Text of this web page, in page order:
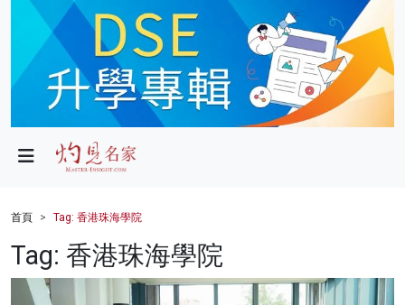
政局
財經
健康
首頁 Tag: 香港珠海學院
Tag: 香港珠海學院